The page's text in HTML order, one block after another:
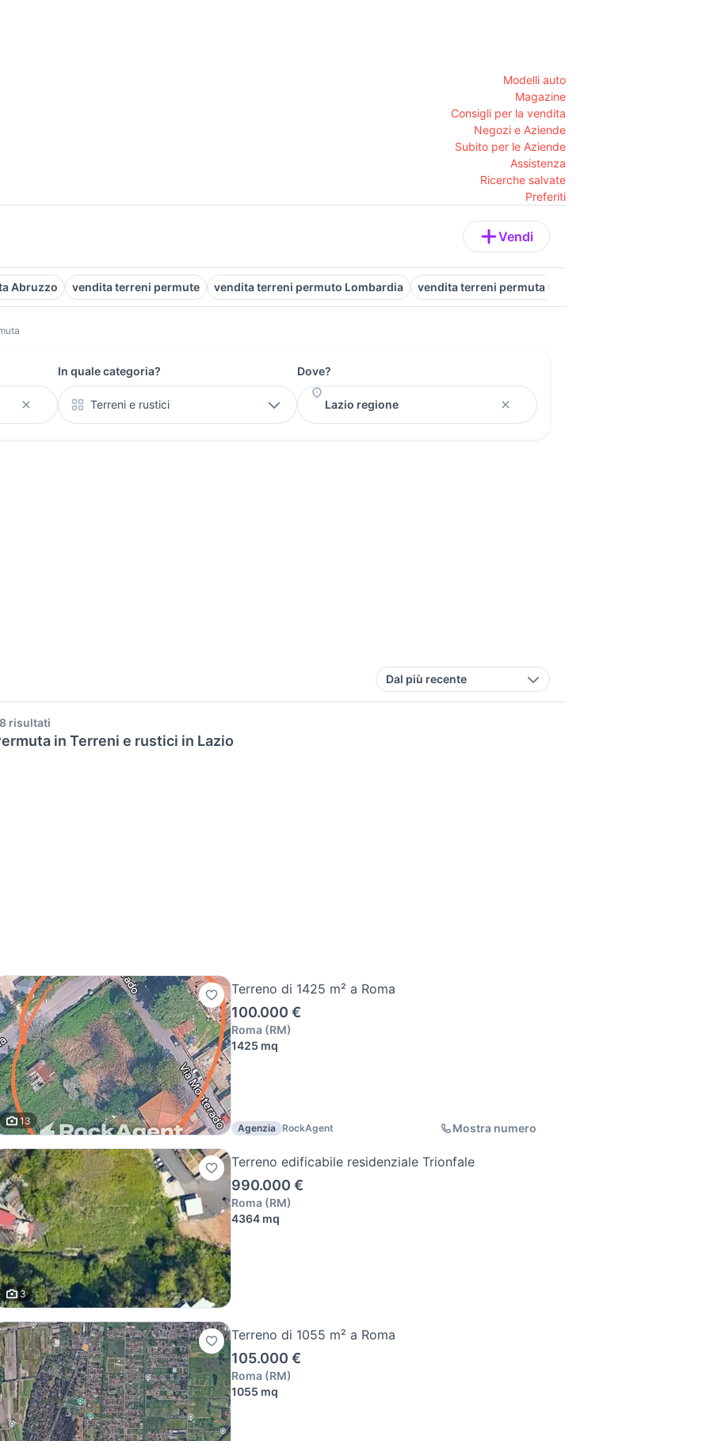
Modelli auto
Magazine
Consigli per la vendita
Negozi e Aziende
Subito per le Aziende
Assistenza
Ricerche salvate
Preferiti
Vendi
Abruzzo vendita terreni permute vendita terreni permuto Lombardia vendita terreni permuta Cagliari provincia
In quale categoria?
Terreni e rustici
Dove?
Dal più recente
risultati
in Terreni e rustici in Lazio
13
Terreno di 1425 m² a Roma
100.000 €
Roma (RM)
1425 mq
Agenzia RockAgent Mostra numero
3
Terreno edificabile residenziale Trionfale
990.000 €
Roma (RM)
4364 mq
Terreno di 1055 m² a Roma
105.000 €
Roma (RM)
1055 mq